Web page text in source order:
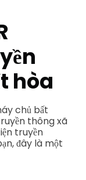
hòa
chủ bất
thông xã
truyền
đây là một